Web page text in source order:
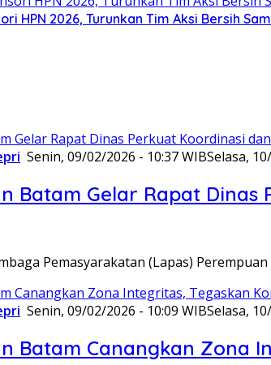
HPN 2026, Turunkan Tim Aksi Bersih
Senin, 09/02/2026 - 10:37 WIBSelasa,
Batam Gelar Rapat
Pemasyarakatan (Lapas)
Senin, 09/02/2026 - 10:09 WIBSelasa,
Batam Canangkan Zona